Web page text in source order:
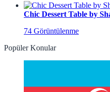
Chic Dessert Table by
74 Görüntülenme
Popüler Konular